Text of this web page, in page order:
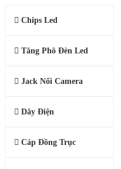
Chips Led
Tăng Phô Đèn Led
Jack Nối Camera
Dây Điện
Cáp Đồng Trục